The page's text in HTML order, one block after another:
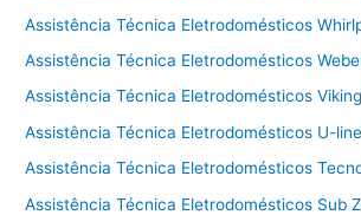
Assistência Técnica Eletrodomésticos
Assistência Técnica Eletrodomésticos
Assistência Técnica Eletrodomésticos
Assistência Técnica Eletrodomésticos U-
Assistência Técnica Eletrodomésticos
Assistência Técnica Eletrodomésticos Sub